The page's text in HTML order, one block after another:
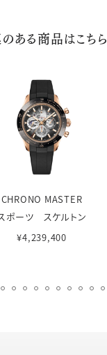
ある商品はこちら
CHRONO MASTER
ポーツ スケルトン
¥4,239,400